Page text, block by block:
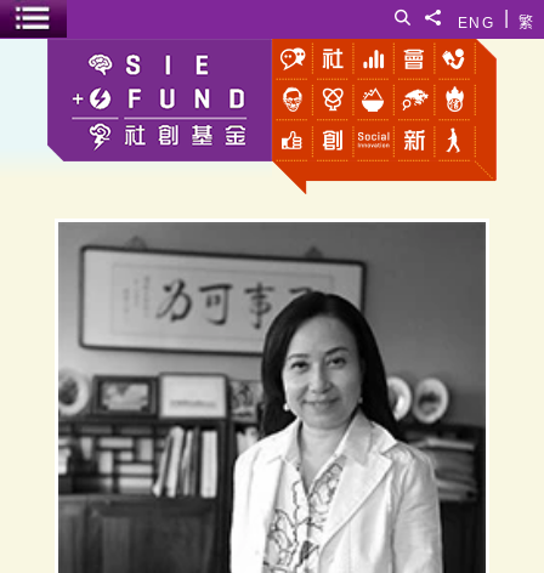
繁
ENG
分享給
搜寻
菜单开关